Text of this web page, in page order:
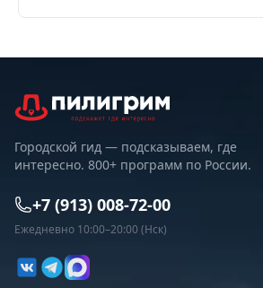
Городской гид — подсказываем, где
интересно. 800+ программ по России.
+7 (913) 008-72-00
Ежедневно 10:00–20:00 (Нск)